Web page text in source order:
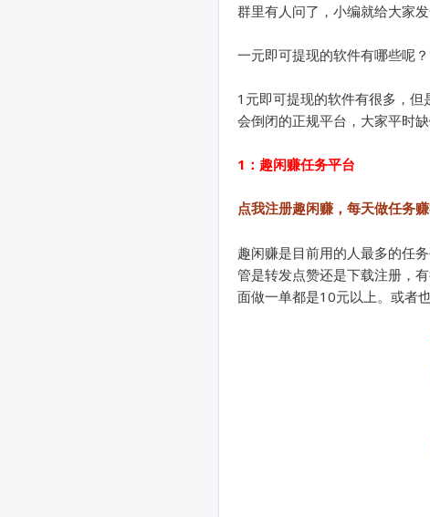
群里有人问了，小编就给大家
一元即可提现的软件有哪些呢？
1元即可提现的软件有很多，
会倒闭的正规平台，大家平时
1：趣闲赚任务平台
点我注册趣闲赚，每天做任务
趣闲赚是目前用的人最多的任
管是转发点赞还是下载注册，
面做一单都是10元以上。或者